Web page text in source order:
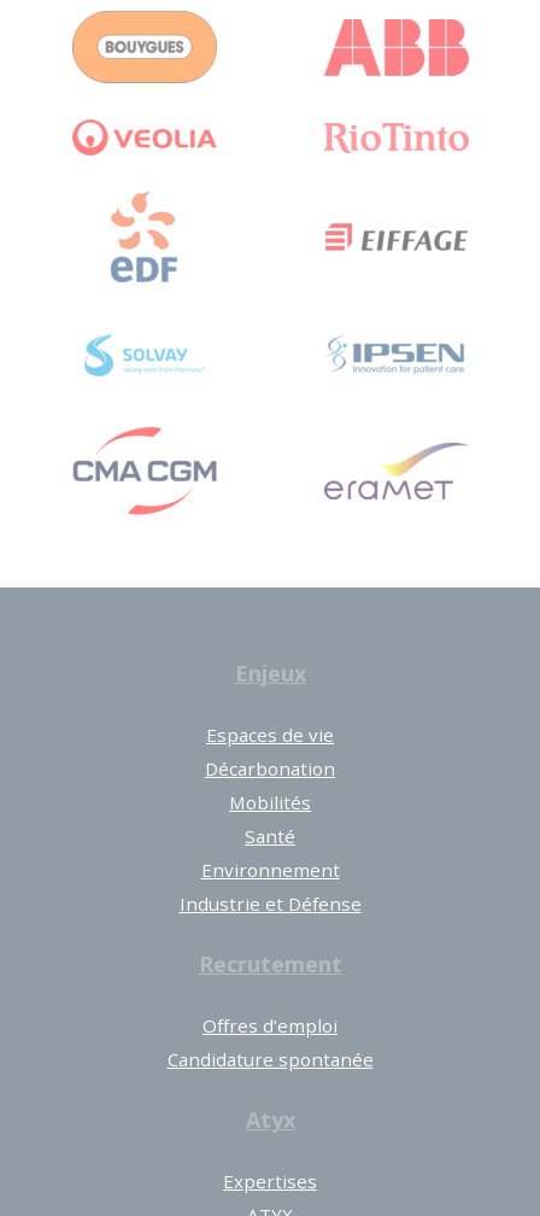
Enjeux
Espaces de vie
Décarbonation
Mobilités
Santé
Environnement
Industrie et Défense
Recrutement
Offres d’emploi
Candidature spontanée
Atyx
Expertises